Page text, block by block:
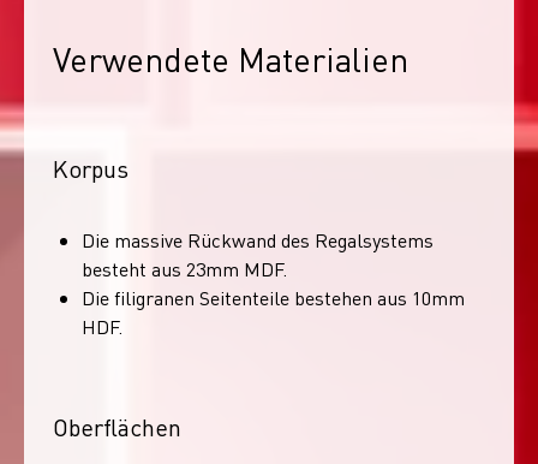
Verwendete Materialien
Korpus
Die massive Rückwand des Regalsystems
besteht aus 23mm MDF.
Die filigranen Seitenteile bestehen aus 10mm
HDF.
Oberflächen